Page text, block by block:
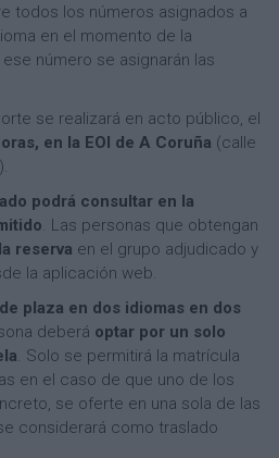
todos los números asignados a
en el momento de la
número se asignarán las
se realizará en acto público, el
en la EOI de A Coruña (calle
podrá consultar en la
. Las personas que obtengan
reserva en el grupo adjudicado y
la aplicación web.
plaza en dos idiomas en dos
deberá optar por un solo
. Solo se permitirá la matrícula
en el caso de que uno de los
se oferte en una sola de las
considerará como traslado